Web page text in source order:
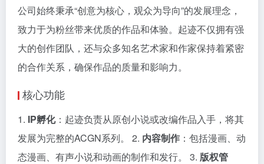
公司始终秉承“创意为核心，观众为导向”的发展理念，
致力于为粉丝带来优质的作品和体验。起迹不仅拥有强
大的创作团队，还与众多知名艺术家和作家保持着紧密
的合作关系，确保作品的质量和影响力。
核心功能
1. IP孵化：起迹负责从原创小说或改编作品入手，将其
发展为完整的ACGN系列。 2. 内容制作 ：包括漫画、动
态漫画、有声小说和动画的制作和发行。 3. 版权管